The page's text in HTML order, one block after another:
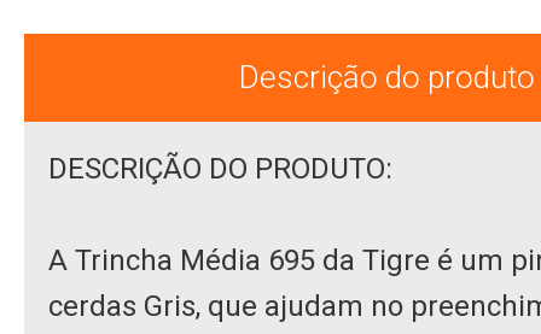
Descrição do produto
DESCRIÇÃO DO PRODUTO:
A Trincha Média 695 da Tigre é um
cerdas Gris, que ajudam no